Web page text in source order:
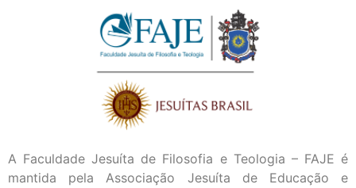
A Faculdade Jesuíta de Filosofia e Teologia – FAJE é
mantida pela Associação Jesuíta de Educação e